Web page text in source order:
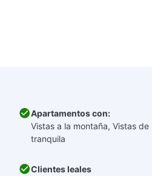
Apartamentos con:
Vistas a la montaña, Vistas
tranquila
Clientes leales